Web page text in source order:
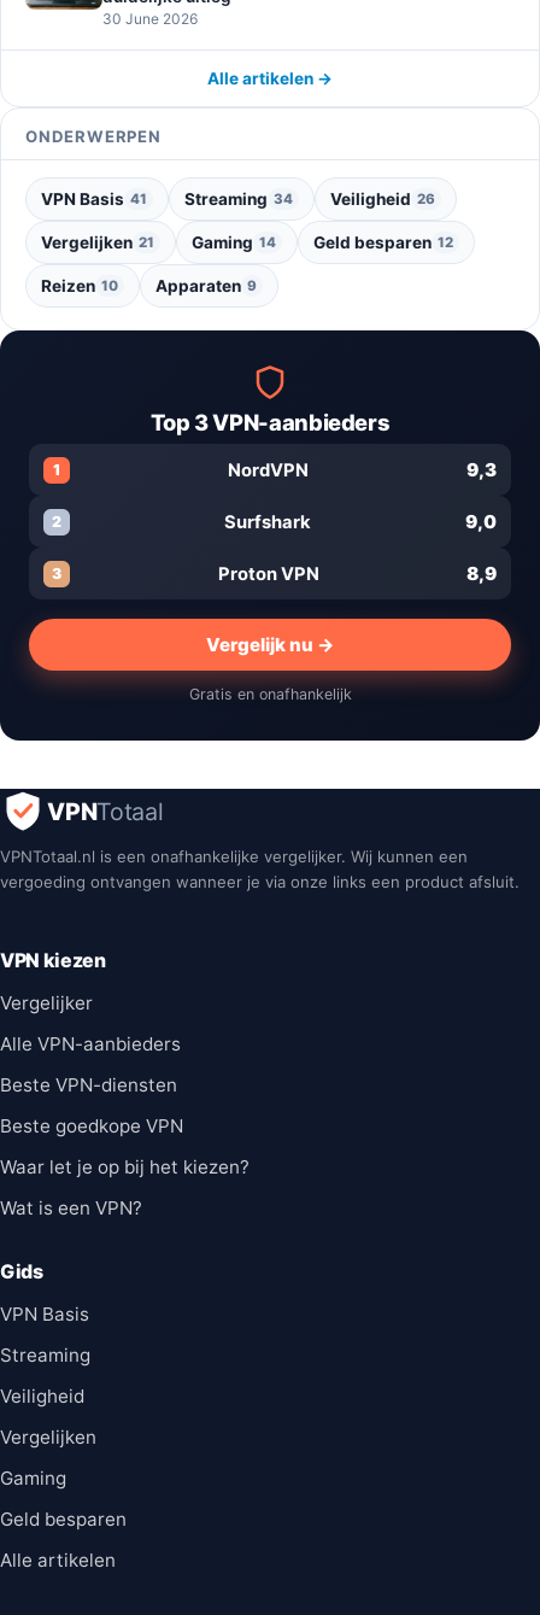
30 June 2026
Alle artikelen →
ONDERWERPEN
VPN Basis 41 Streaming 34 Veiligheid 26
Vergelijken 21 Gaming 14 Geld besparen 12
Reizen 10 Apparaten 9
Top 3 VPN-aanbieders
1 NordVPN 9,3
2 Surfshark 9,0
3 Proton VPN 8,9
Vergelijk nu →
Gratis en onafhankelijk
VPNTotaal
VPNTotaal.nl is een onafhankelijke vergelijker. Wij kunnen een
vergoeding ontvangen wanneer je via onze links een product afsluit.
VPN kiezen
Vergelijker
Alle VPN-aanbieders
Beste VPN-diensten
Beste goedkope VPN
Waar let je op bij het kiezen?
Wat is een VPN?
Gids
VPN Basis
Streaming
Veiligheid
Vergelijken
Gaming
Geld besparen
Alle artikelen